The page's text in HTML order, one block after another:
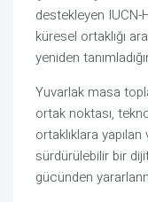
destekleyen
küresel ortaklığı
yeniden
Yuvarlak masa
ortak noktası,
ortaklıklara
sürdürülebilir bir
gücünden